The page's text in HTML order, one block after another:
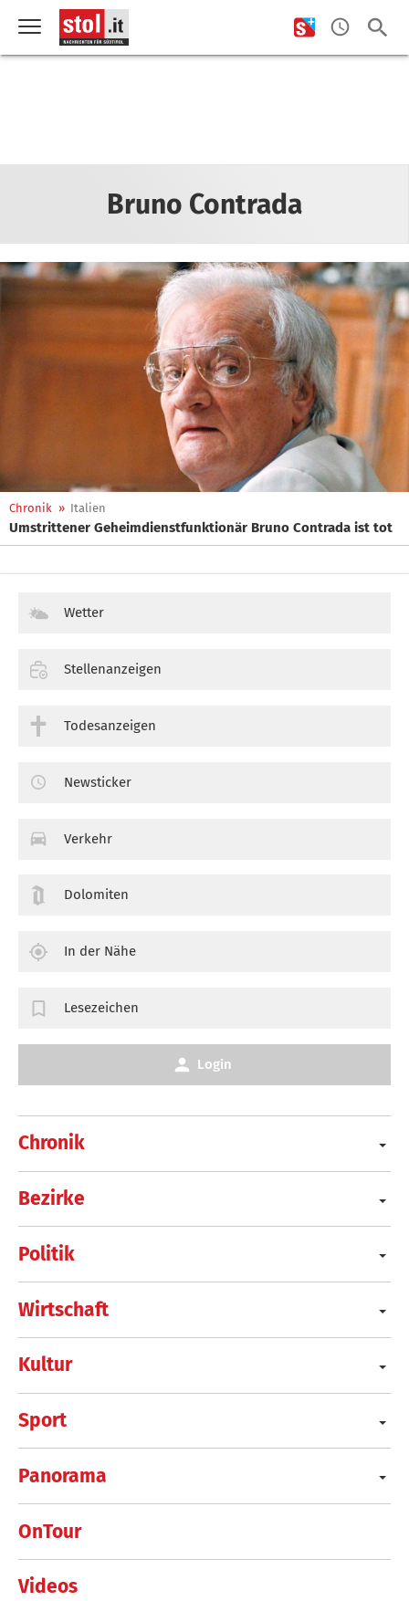
Bruno Contrada
Chronik » Italien
Umstrittener Geheimdienstfunktionär Bruno Contrada ist tot
Chronik
Bezirke
Politik
Wirtschaft
Kultur
Sport
Panorama
OnTour
Videos
Wetter
Stellenanzeigen
Todesanzeigen
Newsticker
Verkehr
Dolomiten
In der Nähe
Lesezeichen
Login